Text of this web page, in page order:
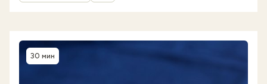
Время приготовления
30 мин